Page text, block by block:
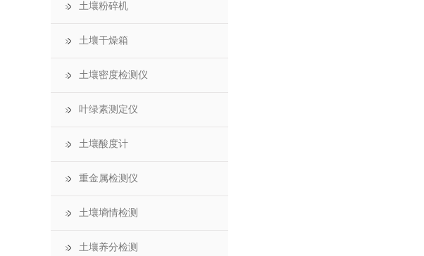
土壤粉碎机
土壤干燥箱
土壤密度检测仪
叶绿素测定仪
土壤酸度计
重金属检测仪
土壤墒情检测
土壤养分检测